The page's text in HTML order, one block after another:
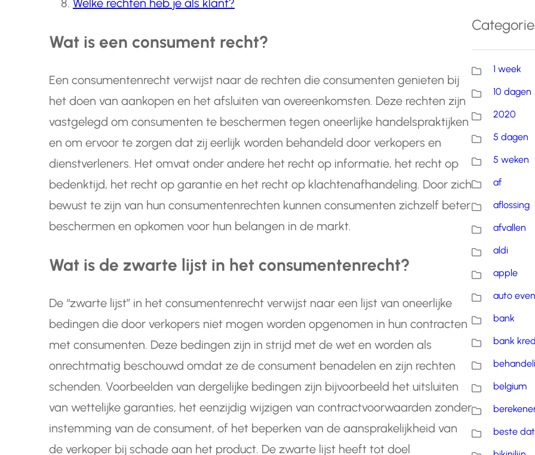
Welke rechten heb je als klant?
Wat is een consument recht?
Een consumentenrecht verwijst naar de rechten die consumenten genieten bij
het doen van aankopen en het afsluiten van overeenkomsten. Deze rechten zijn
vastgelegd om consumenten te beschermen tegen oneerlijke handelspraktijken
en om ervoor te zorgen dat zij eerlijk worden behandeld door verkopers en
dienstverleners. Het omvat onder andere het recht op informatie, het recht op
bedenktijd, het recht op garantie en het recht op klachtenafhandeling. Door zich
bewust te zijn van hun consumentenrechten kunnen consumenten zichzelf beter
beschermen en opkomen voor hun belangen in de markt.
Wat is de zwarte lijst in het consumentenrecht?
De “zwarte lijst” in het consumentenrecht verwijst naar een lijst van oneerlijke
bedingen die door verkopers niet mogen worden opgenomen in hun contracten
met consumenten. Deze bedingen zijn in strijd met de wet en worden als
onrechtmatig beschouwd omdat ze de consument benadelen en zijn rechten
schenden. Voorbeelden van dergelijke bedingen zijn bijvoorbeeld het uitsluiten
van wettelijke garanties, het eenzijdig wijzigen van contractvoorwaarden zonder
instemming van de consument, of het beperken van de aansprakelijkheid van
de verkoper bij schade aan het product. De zwarte lijst heeft tot doel
1 week
10 dagen
2020
5 dagen
5 weken
af
aflossing
afvallen
aldi
apple
auto
bank
bank
belgium
beste